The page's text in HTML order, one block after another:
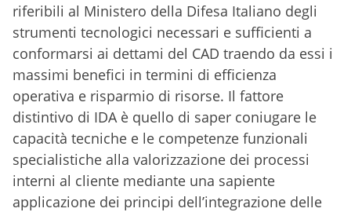
riferibili al Ministero della Difesa Italiano degli
strumenti tecnologici necessari e sufficienti a
conformarsi ai dettami del CAD traendo da essi i
massimi benefici in termini di efficienza
operativa e risparmio di risorse. Il fattore
distintivo di IDA è quello di saper coniugare le
capacità tecniche e le competenze funzionali
specialistiche alla valorizzazione dei processi
interni al cliente mediante una sapiente
applicazione dei principi dell’integrazione delle